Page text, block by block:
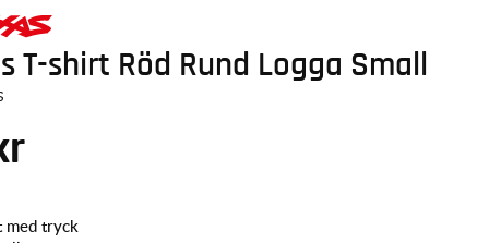
T-shirt Röd Rund Logga Small
med tryck